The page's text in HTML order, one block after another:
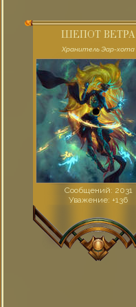
ШЕПОТ ВЕТРА
Хранитель Эар-хота
Сообщений: 2031
Уважение: +136